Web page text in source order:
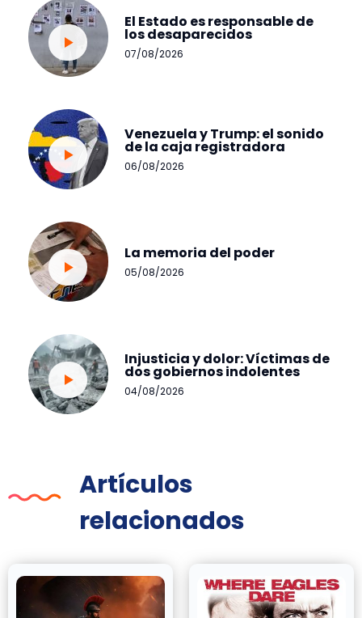
El Estado es responsable de
los desaparecidos
07/08/2026
Venezuela y Trump: el sonido
de la caja registradora
06/08/2026
La memoria del poder
05/08/2026
Injusticia y dolor: Víctimas de
dos gobiernos indolentes
04/08/2026
Artículos
relacionados